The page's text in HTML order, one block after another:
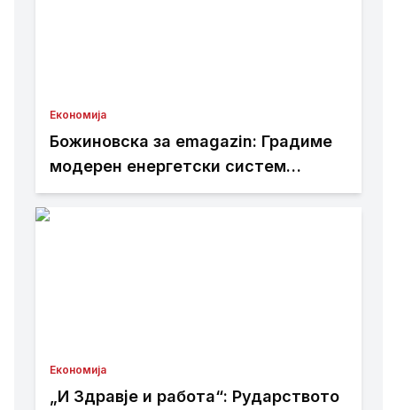
Економија
Божиновска за emagazin: Градиме
модерен енергетски систем
усогласен со европските
Економија
„И Здравје и работа“: Рударството